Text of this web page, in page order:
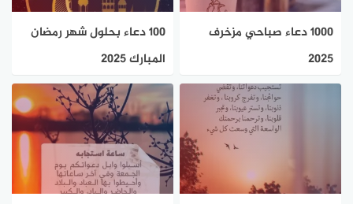
1000 دعاء صباحي مزخرف
2025
100 دعاء بحلول شهر رمضان
المبارك 2025